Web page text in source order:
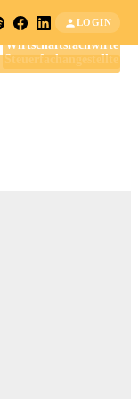
LOGIN